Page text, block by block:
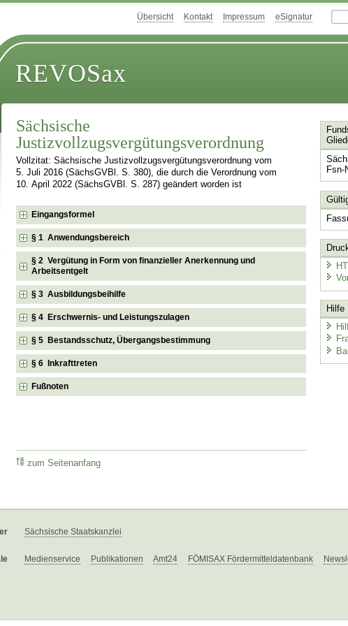
Übersicht Kontakt Impressum eSignatur
REVOSax
Sächsische
Justizvollzugsvergütungsverordnung
Vollzitat: Sächsische Justizvollzugsvergütungsverordnung vom
5. Juli 2016 (SächsGVBl. S. 380), die durch die Verordnung vom
10. April 2022 (SächsGVBl. S. 287) geändert worden ist
Eingangsformel
§ 1 Anwendungsbereich
§ 2 Vergütung in Form von finanzieller Anerkennung und
Arbeitsentgelt
§ 3 Ausbildungsbeihilfe
§ 4 Erschwernis- und Leistungszulagen
§ 5 Bestandsschutz, Übergangsbestimmung
§ 6 Inkrafttreten
Fußnoten
zum Seitenanfang
Fsn-
Hilfe
Sächsische Staatskanzlei
Medienservice Publikationen Amt24 FÖMISAX Fördermitteldatenbank